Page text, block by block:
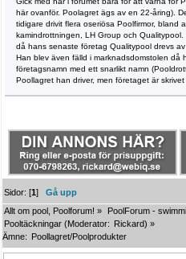
här ovanför. Poolagret ägs av en 22-åring).
tidigare drivit flera oseriösa Poolfirmor, bland
kamindrottningen, LH Group och
då hans senaste företag Qualitypool drevs
Han blev även fälld i marknadsdomstolen då
företagsnamn med ett snarlikt namn
Poollagret han driver, men företaget är skrivet
Sidor: [1]Gå upp
Allt om pool, Poolforum! » PoolForum -
Pooltäckningar (Moderator: Rickard) »
Ämne:
Poollagret/Poolprodukter